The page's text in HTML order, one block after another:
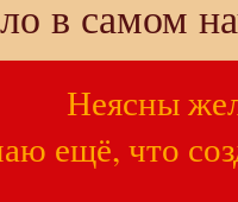
в самом
Неясны
ещё, что